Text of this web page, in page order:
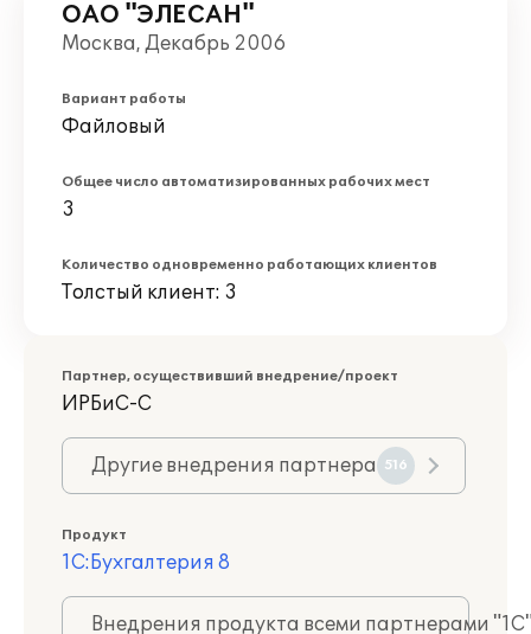
ОАО "ЭЛЕСАН"
Москва, Декабрь 2006
Вариант работы
Файловый
Общее число автоматизированных рабочих мест
3
Количество одновременно работающих клиентов
Толстый клиент: 3
Партнер, осуществивший внедрение/проект
ИРБиС-С
Другие внедрения партнера 516
Продукт
1С:Бухгалтерия 8
Внедрения продукта всеми партнерами